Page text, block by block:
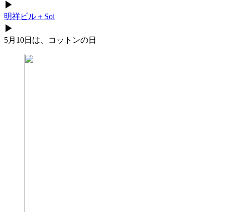
▶
明祥ビル＋Soi
▶
5月10日は、コットンの日